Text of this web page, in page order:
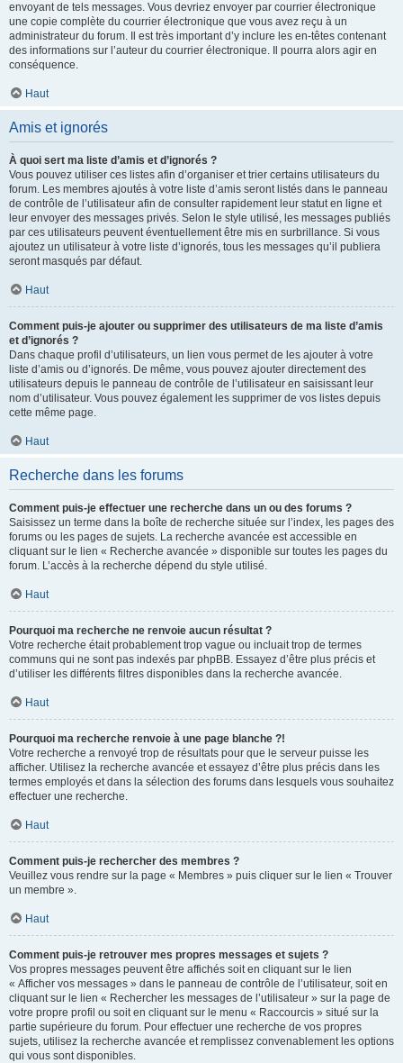
envoyant de tels messages. Vous devriez envoyer par courrier électronique
une copie complète du courrier électronique que vous avez reçu à un
administrateur du forum. Il est très important d’y inclure les en-têtes contenant
des informations sur l’auteur du courrier électronique. Il pourra alors agir en
conséquence.
Haut
Amis et ignorés
À quoi sert ma liste d’amis et d’ignorés ?
Vous pouvez utiliser ces listes afin d’organiser et trier certains utilisateurs du
forum. Les membres ajoutés à votre liste d’amis seront listés dans le panneau
de contrôle de l’utilisateur afin de consulter rapidement leur statut en ligne et
leur envoyer des messages privés. Selon le style utilisé, les messages publiés
par ces utilisateurs peuvent éventuellement être mis en surbrillance. Si vous
ajoutez un utilisateur à votre liste d’ignorés, tous les messages qu’il publiera
seront masqués par défaut.
Haut
Comment puis-je ajouter ou supprimer des utilisateurs de ma liste d’amis
et d’ignorés ?
Dans chaque profil d’utilisateurs, un lien vous permet de les ajouter à votre
liste d’amis ou d’ignorés. De même, vous pouvez ajouter directement des
utilisateurs depuis le panneau de contrôle de l’utilisateur en saisissant leur
nom d’utilisateur. Vous pouvez également les supprimer de vos listes depuis
cette même page.
Haut
Recherche dans les forums
Comment puis-je effectuer une recherche dans un ou des forums ?
Saisissez un terme dans la boîte de recherche située sur l’index, les pages des
forums ou les pages de sujets. La recherche avancée est accessible en
cliquant sur le lien « Recherche avancée » disponible sur toutes les pages du
forum. L’accès à la recherche dépend du style utilisé.
Haut
Pourquoi ma recherche ne renvoie aucun résultat ?
Votre recherche était probablement trop vague ou incluait trop de termes
communs qui ne sont pas indexés par phpBB. Essayez d’être plus précis et
d’utiliser les différents filtres disponibles dans la recherche avancée.
Haut
Pourquoi ma recherche renvoie à une page blanche ?!
Votre recherche a renvoyé trop de résultats pour que le serveur puisse les
afficher. Utilisez la recherche avancée et essayez d’être plus précis dans les
termes employés et dans la sélection des forums dans lesquels vous souhaitez
effectuer une recherche.
Haut
Comment puis-je rechercher des membres ?
Veuillez vous rendre sur la page « Membres » puis cliquer sur le lien « Trouver
un membre ».
Haut
Comment puis-je retrouver mes propres messages et sujets ?
Vos propres messages peuvent être affichés soit en cliquant sur le lien
« Afficher vos messages » dans le panneau de contrôle de l’utilisateur, soit en
cliquant sur le lien « Rechercher les messages de l’utilisateur » sur la page de
votre propre profil ou soit en cliquant sur le menu « Raccourcis » situé sur la
partie supérieure du forum. Pour effectuer une recherche de vos propres
sujets, utilisez la recherche avancée et remplissez convenablement les options
qui vous sont disponibles.